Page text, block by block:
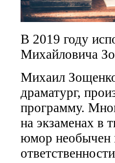
В 2019 году
Михайловича
Михаил Зощенко
драматург,
программу.
на экзаменах в
юмор необычен